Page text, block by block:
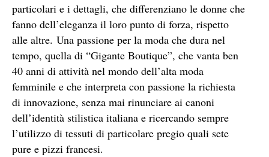
particolari e i dettagli, che differenziano le donne che
fanno dell’eleganza il loro punto di forza, rispetto
alle altre. Una passione per la moda che dura nel
tempo, quella di “Gigante Boutique”, che vanta ben
40 anni di attività nel mondo dell’alta moda
femminile e che interpreta con passione la richiesta
di innovazione, senza mai rinunciare ai canoni
dell’identità stilistica italiana e ricercando sempre
l’utilizzo di tessuti di particolare pregio quali sete
pure e pizzi francesi.